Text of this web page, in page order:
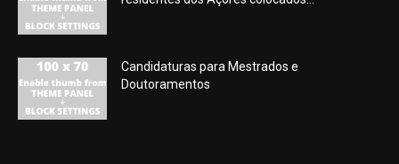
Candidaturas para Mestrados e
Doutoramentos